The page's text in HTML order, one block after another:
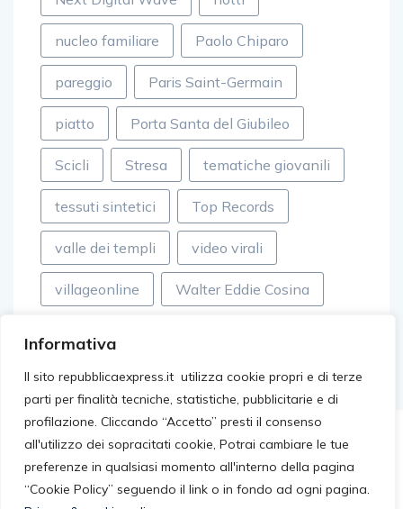
Informativa
Il sito repubblicaexpress.it utilizza cookie propri e di terze
parti per finalità tecniche, statistiche, pubblicitarie e di
profilazione. Cliccando “Accetto” presti il consenso
all'utilizzo dei sopracitati cookie, Potrai cambiare le tue
preferenze in qualsiasi momento all'interno della pagina
“Cookie Policy” seguendo il link o in fondo ad ogni pagina.
nucleo familiare Paolo Chiparo
pareggio Paris Saint-Germain
piatto Porta Santa del Giubileo
Scicli Stresa tematiche giovanili
tessuti sintetici Top Records
valle dei templi video virali
villageonline Walter Eddie Cosina